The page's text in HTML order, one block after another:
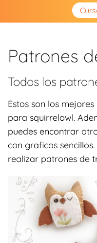
Patrones
Todos los
Estos son los
para squirrelowl.
puedes encontrar
con graficos
realizar patrones de